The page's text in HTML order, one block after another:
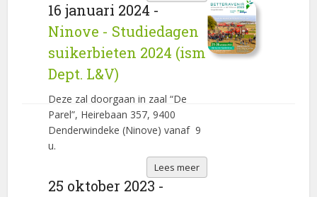
16 januari 2024 -
Ninove - Studiedagen
suikerbieten 2024 (ism
Dept. L&V)
Deze zal doorgaan in zaal “De
Parel”, Heirebaan 357, 9400
Denderwindeke (Ninove) vanaf 9
u.
Lees meer
25 oktober 2023 -